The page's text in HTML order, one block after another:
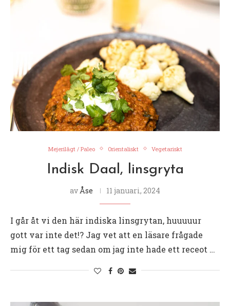
Mejerilågt / Paleo Orientaliskt Vegetariskt
Indisk Daal, linsgryta
av Åse 11 januari, 2024
I går åt vi den här indiska linsgrytan, huuuuur
gott var inte det!? Jag vet att en läsare frågade
mig för ett tag sedan om jag inte hade ett receot …